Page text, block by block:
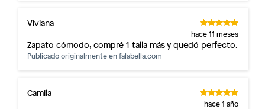
Viviana
hace 11 meses
Zapato cómodo, compré 1 talla más y quedó perfecto.
Publicado originalmente enfalabella.com
Camila
hace 1 año